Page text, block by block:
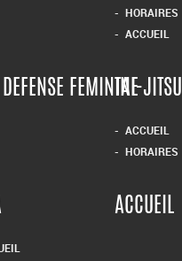
HORAIRES
ACCUEIL
DEFENSE FEMININETAI-JITSU
ACCUEIL
HORAIRES
ACCUEIL